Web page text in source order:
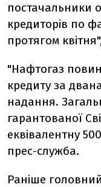
постачальники
кредиторів по
протягом
"Нафтогаз
кредиту за
надання.
гарантованої
еквівалентну
прес-служба.
Раніше